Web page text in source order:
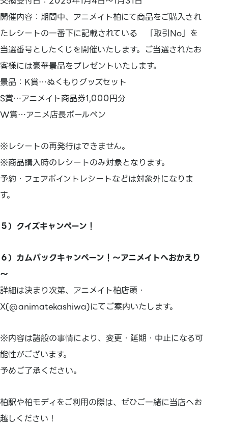
開催内容：期間中、アニメイト柏にて商品をご購入され
たレシートの一番下に記載されている 「取引No」を
当選番号としたくじを開催いたします。ご当選されたお
客様には豪華景品をプレゼントいたします。
景品：K賞…ぬくもりグッズセット
S賞…アニメイト商品券1,000円分
W賞…アニメ店長ボールペン
※レシートの再発行はできません。
※商品購入時のレシートのみ対象となります。
予約・フェアポイントレシートなどは対象外になりま
す。
５）クイズキャンペーン！
６）カムバックキャンペーン！～アニメイトへおかえり
～
詳細は決まり次第、アニメイト柏店頭・
X(@animatekashiwa)にてご案内いたします。
※内容は諸般の事情により、変更・延期・中止になる可
能性がございます。
予めご了承ください。
柏駅や柏モディをご利用の際は、ぜひご一緒に当店へお
越しください！